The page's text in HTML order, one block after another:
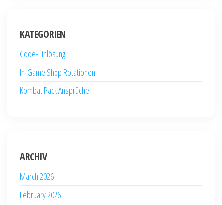
KATEGORIEN
Code-Einlösung
In-Game Shop Rotationen
Kombat Pack Ansprüche
ARCHIV
March 2026
February 2026